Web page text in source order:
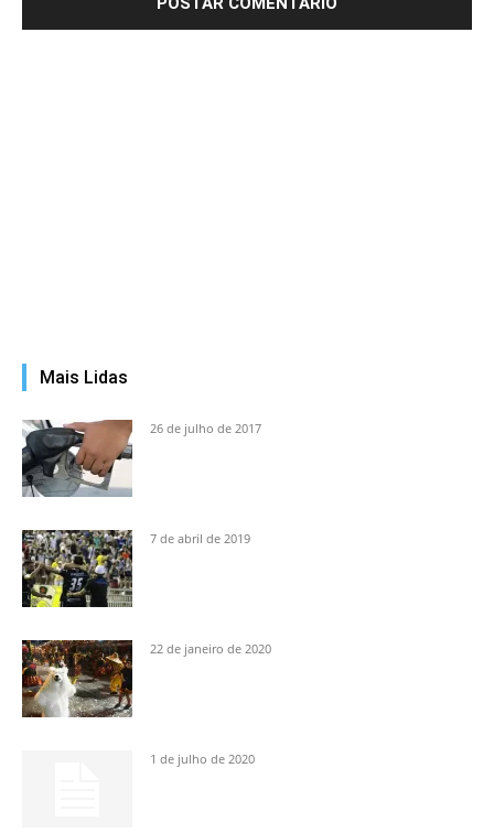
Mais Lidas
26 de julho de 2017
7 de abril de 2019
22 de janeiro de 2020
1 de julho de 2020